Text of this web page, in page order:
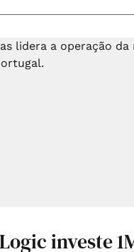
investe